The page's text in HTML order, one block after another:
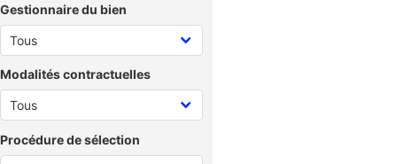
Gestionnaire du bien
Modalités contractuelles
Procédure de sélection